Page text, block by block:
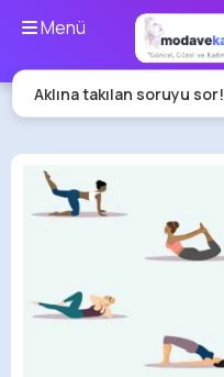
Menü
Aklına takılan soruyu sor!